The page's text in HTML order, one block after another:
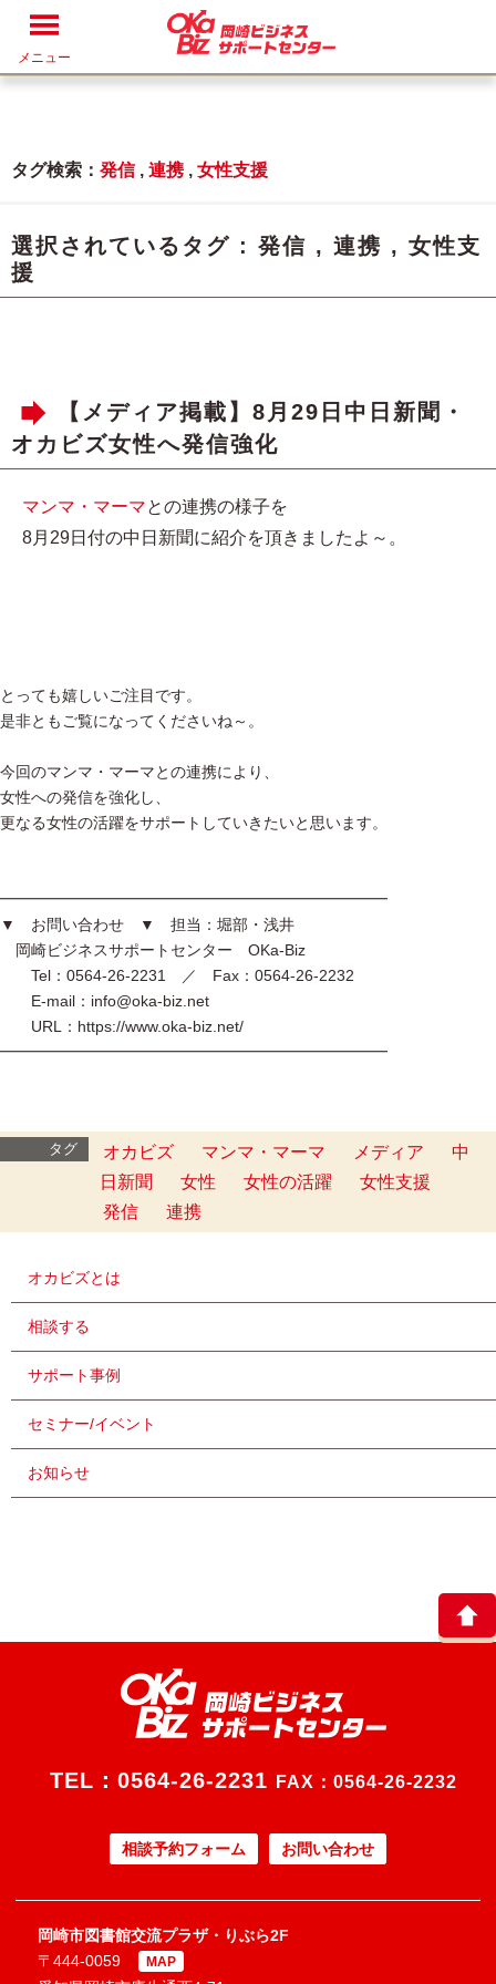
メニュー
タグ検索： 発信, 連携, 女性支援
選択されているタグ : 発信 , 連携 , 女性支
援
【メディア掲載】8月29日中日新聞・
オカビズ女性へ発信強化
マンマ・マーマとの連携の様子を
8月29日付の中日新聞に紹介を頂きましたよ～。
とっても嬉しいご注目です。
是非ともご覧になってくださいね～。
今回のマンマ・マーマとの連携により、
女性への発信を強化し、
更なる女性の活躍をサポートしていきたいと思います。
━━━━━━━━━━━━━━━━━━━━━━━━━
▼ お問い合わせ ▼ 担当：堀部・浅井
岡崎ビジネスサポートセンター OKa-Biz
Tel：0564-26-2231 ／ Fax：0564-26-2232
E-mail：info@oka-biz.net
URL：https://www.oka-biz.net/
━━━━━━━━━━━━━━━━━━━━━━━━━
タグ オカビズ マンマ・マーマ メディア
中
日新聞
女性 女性の活躍
女性支援
発信
連携
オカビズとは
相談する
サポート事例
セミナー/イベント
お知らせ
TEL： 0564-26-2231 FAX：0564-26-2232
相談予約フォーム お問い合わせ
岡崎市図書館交流プラザ・りぶら2F
〒444-0059
MAP